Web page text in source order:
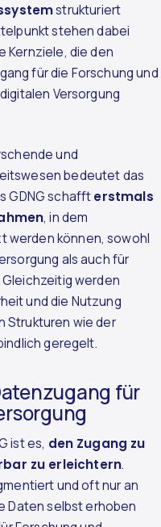
strukturiert
stehen dabei
Kernziele, die den
für die Forschung und
Versorgung
und
bedeutet das
GDNG schaffterstmals
, in dem
werden können, sowohl
als auch für
werden
und die Nutzung
Strukturen wie der
geregelt.
für
ist es, den Zugang zu
zu erleichtern.
und oft nur an
Daten selbst erhoben